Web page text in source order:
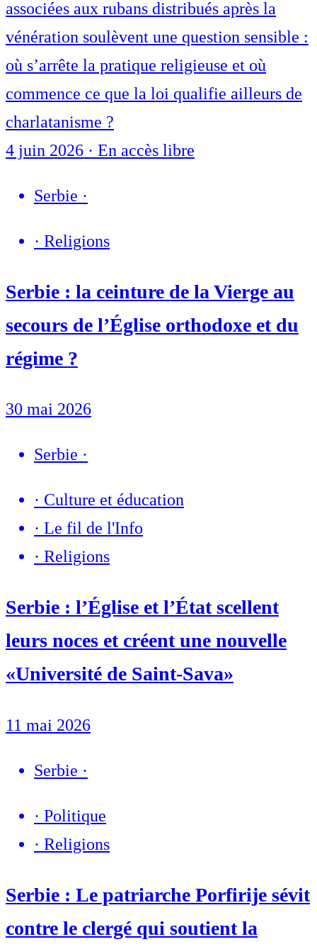
associées aux rubans distribués après la
vénération soulèvent une question sensible :
où s’arrête la pratique religieuse et où
commence ce que la loi qualifie ailleurs de
charlatanisme ?
4 juin 2026 · En accès libre
Serbie ·
· Religions
Serbie : la ceinture de la Vierge au
secours de l’Église orthodoxe et du
régime ?
30 mai 2026
Serbie ·
· Culture et éducation
· Le fil de l'Info
· Religions
Serbie : l’Église et l’État scellent
leurs noces et créent une nouvelle
«Université de Saint-Sava»
11 mai 2026
Serbie ·
· Politique
· Religions
Serbie : Le patriarche Porfirije sévit
contre le clergé qui soutient la